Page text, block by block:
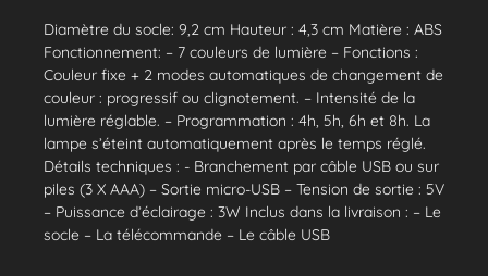
Diamètre du socle: 9,2 cm Hauteur : 4,3 cm Matière : ABS
Fonctionnement: – 7 couleurs de lumière – Fonctions :
Couleur fixe + 2 modes automatiques de changement de
couleur : progressif ou clignotement. – Intensité de la
lumière réglable. – Programmation : 4h, 5h, 6h et 8h. La
lampe s’éteint automatiquement après le temps réglé.
Détails techniques : - Branchement par câble USB ou sur
piles (3 X AAA) – Sortie micro-USB – Tension de sortie : 5V
– Puissance d’éclairage : 3W Inclus dans la livraison : – Le
socle – La télécommande – Le câble USB